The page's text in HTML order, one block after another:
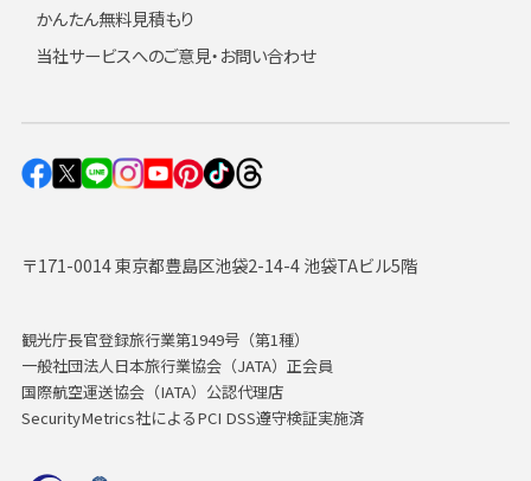
〒171-0014 東京都豊島区池袋2-14-4 池袋TAビル5階
観光庁長官登録旅行業第1949号（第1種）
一般社団法人日本旅行業協会（JATA）正会員
国際航空運送協会（IATA）公認代理店
SecurityMetrics社によるPCI DSS遵守検証実施済
かんたん無料見積もり
当社サービスへのご意見・お問い合わせ